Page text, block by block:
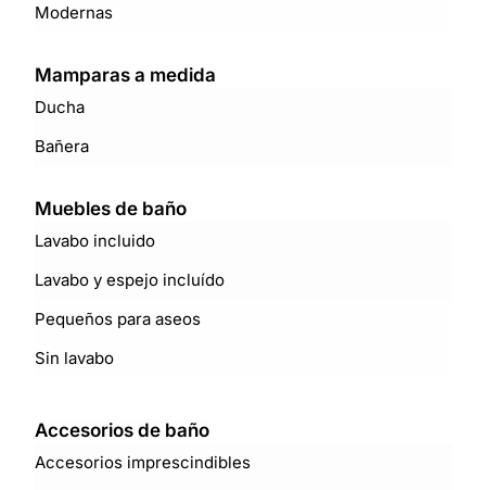
Modernas
Mamparas a medida
Ducha
Bañera
Muebles de baño
Lavabo incluido
Lavabo y espejo incluído
Pequeños para aseos
Sin lavabo
Accesorios de baño
Accesorios imprescindibles